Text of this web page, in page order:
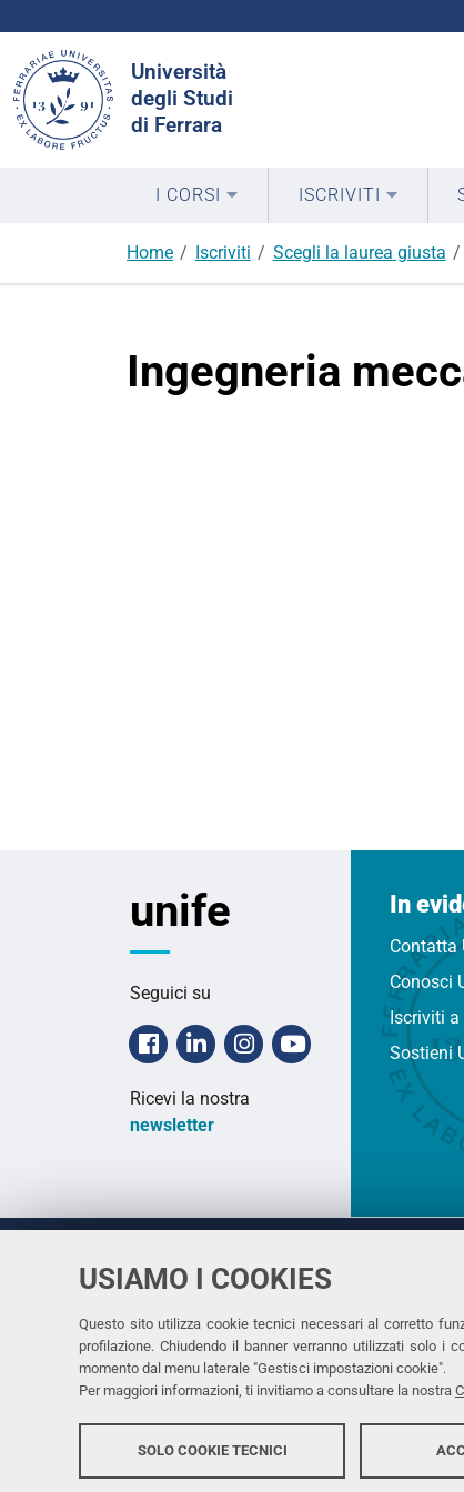
USIAMO I COOKIES
Questo sito utilizza cookie tecnici necessari al corretto
profilazione. Chiudendo il banner verranno utilizzati solo i
momento dal menu laterale "Gestisci impostazioni cookie".
Per maggiori informazioni, ti invitiamo a consultare la nostra
SOLO COOKIE TECNICI
Università
degli Studi
di Ferrara
nel
sito
I CORSI ISCRIVITI
Home Iscriviti Scegli la laurea giusta
Ingegneria
unife
Seguici su
Facebook
LinkedinInstagramYoutube
Ricevi la nostra
newsletter
In
Contatta
Conosci
Iscriviti a
Sostieni
Università
di Ferrara
via
C.F.